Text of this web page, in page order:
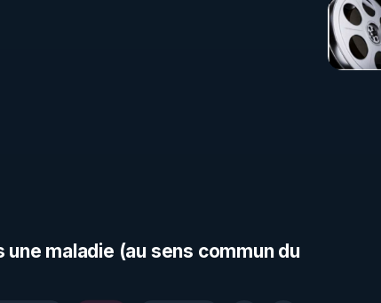
maladie (au sens commun du